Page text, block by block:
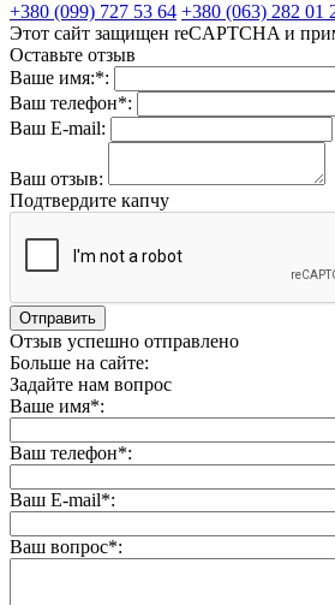
+380 (099) 727 53 64 +380 (063) 282 01
Этот сайт защищен reCAPTCHA и
Оставьте отзыв
Ваше имя:*:
Ваш телефон*:
Ваш E-mail:
Ваш отзыв:
Подтвердите капчу
Отправить
Отзыв успешно отправлено
Больше на сайте:
Задайте нам вопрос
Ваше имя*:
Ваш телефон*:
Ваш E-mail*:
Ваш вопрос*: